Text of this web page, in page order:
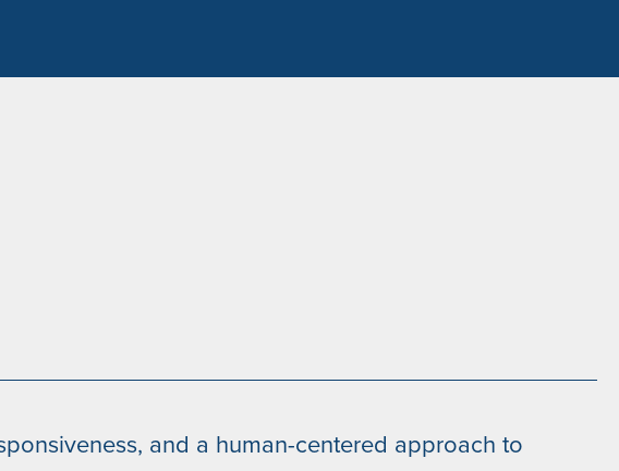
and a human-centered approach to